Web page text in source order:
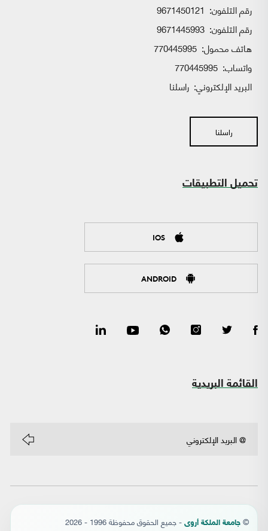
رقم التلفون: 9671450121
رقم التلفون: 9671445993
هاتف محمول: 770445995
واتساب:
البريد الإلكتروني: راسلنا
راسلنا
تحميل التطبيقات
IOS
ANDROID
القائمة البريدية
© جامعة الملكة أروى - جميع الحقوق محفوظة 1996 - 2026